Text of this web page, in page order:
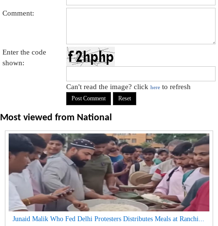
Comment:
Enter the code
shown:
Can't read the image? clickhere to refresh
Most viewed from National
Junaid Malik Who Fed Delhi Protesters Distributes Meals at Ranchi...